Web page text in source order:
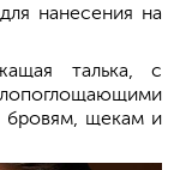
нанесения на
талька, с
бровям, щекам и